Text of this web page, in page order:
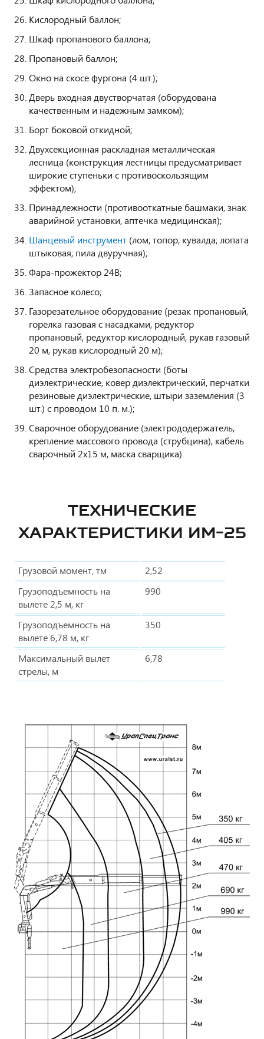
Кислородный баллон;
Шкаф пропанового баллона;
Пропановый баллон;
Окно на скосе фургона (4 шт.);
Дверь входная двустворчатая (оборудована
качественным и надежным замком);
Борт боковой откидной;
Двухсекционная раскладная металлическая
лесница (конструкция лестницы предусматривает
широкие ступеньки с противоскользящим
эффектом);
Принадлежности (противооткатные башмаки, знак
аварийной установки, аптечка медицинская);
Шанцевый инструмент (лом; топор; кувалда; лопата
штыковая; пила двуручная);
Фара-прожектор 24В;
Запасное колесо;
Газорезательное оборудование (резак пропановый,
горелка газовая с насадками, редуктор
пропановый, редуктор кислородный, рукав газовый
20 м, рукав кислородный 20 м);
Средства электробезопасности (боты
диэлектрические, ковер диэлектрический, перчатки
резиновые диэлектрические, штыри заземления (3
шт.) с проводом 10 п. м.);
Сварочное оборудование (электрододержатель,
крепление массового провода (струбцина), кабель
сварочный 2х15 м, маска сварщика).
ТЕХНИЧЕСКИЕ
ХАРАКТЕРИСТИКИ ИМ-25
Грузовой момент, тм
2,52
Грузоподъемность на
вылете 2,5 м, кг
990
Грузоподъемность на
вылете 6,78 м, кг
350
Максимальный вылет
стрелы, м
6,78